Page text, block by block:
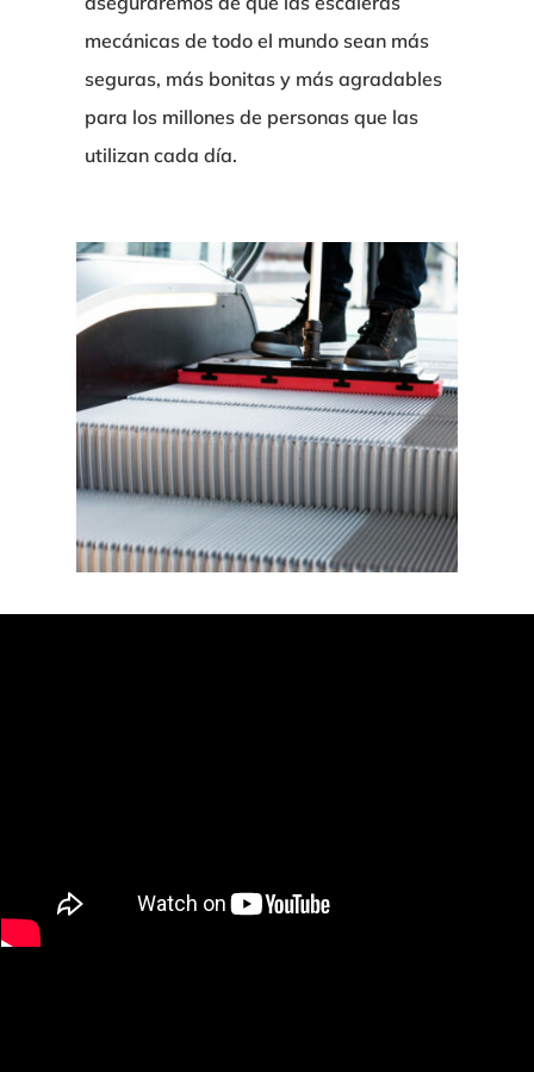
mecánicas de todo el mundo sean más
seguras, más bonitas y más agradables
para los millones de personas que las
utilizan cada día.